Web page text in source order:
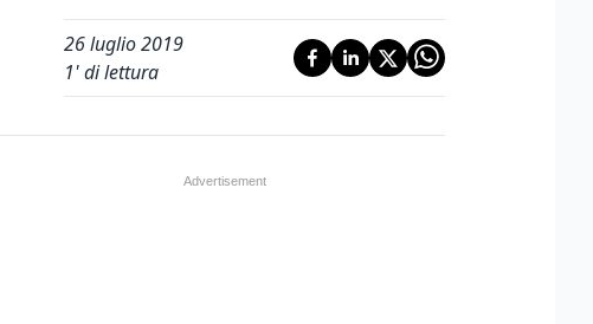
26 luglio 2019
1' di lettura